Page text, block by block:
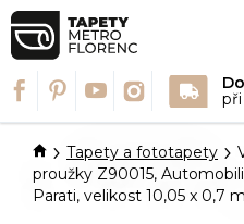
Přejít
na
obsah
DomůTapety a fototapety
proužky Z90015,
Parati, velikost 10,05 x 0,7 m